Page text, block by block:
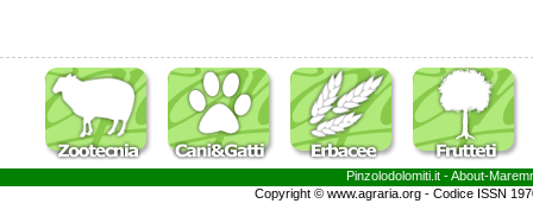
Pinzolodolomiti.it - About-
Copyright © www.agraria.org - Codice ISSN